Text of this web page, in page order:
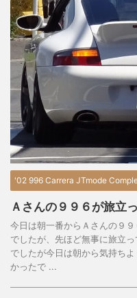
'02 996 Carrera JTmode
Ａさんの９９６が旅立
今日は朝一番からＡさんの９
でしたが、先ほど無事に旅立
でしたが今日は朝から気持ち
かったで ...